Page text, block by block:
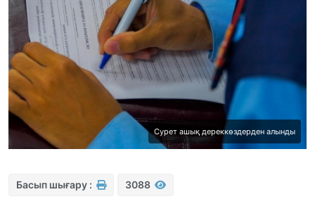
Сурет ашық дереккөздерден алынды
Басып шығару : 3088